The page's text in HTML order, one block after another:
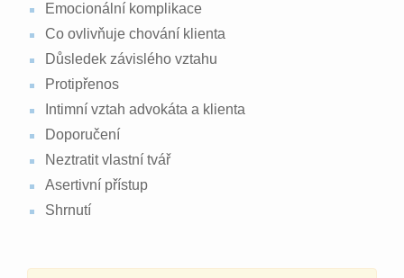
Emocionální komplikace
Co ovlivňuje chování klienta
Důsledek závislého vztahu
Protipřenos
Intimní vztah advokáta a klienta
Doporučení
Neztratit vlastní tvář
Asertivní přístup
Shrnutí